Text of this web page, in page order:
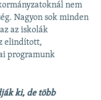
nem
Nagyon sok minden
az iskolák
elindított,
programunk
ki, de több